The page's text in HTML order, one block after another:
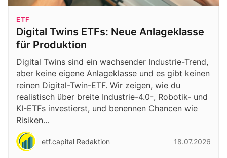
ETF
Digital Twins ETFs: Neue Anlageklasse
für Produktion
Digital Twins sind ein wachsender Industrie-Trend,
aber keine eigene Anlageklasse und es gibt keinen
reinen Digital-Twin-ETF. Wir zeigen, wie du
realistisch über breite Industrie-4.0-, Robotik- und
KI-ETFs investierst, und benennen Chancen wie
Risiken…
etf.capital Redaktion 18.07.2026